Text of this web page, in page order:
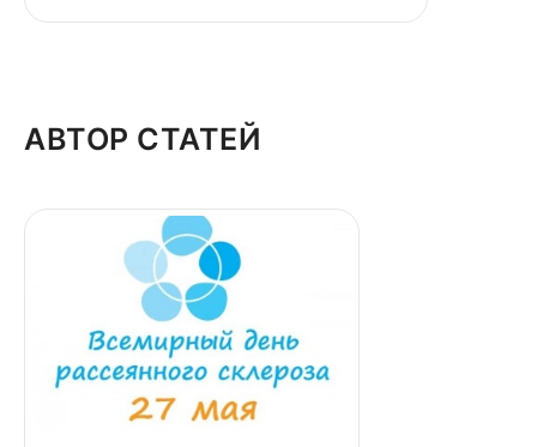
АВТОР СТАТЕЙ